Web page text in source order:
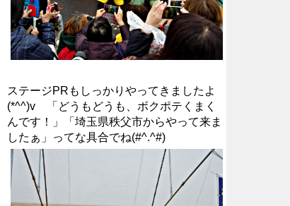
ステージPRもしっかりやってきましたよ
(*^^)v 「どうもどうも、ボクポテくまく
んです！」「埼玉県秩父市からやって来ま
したぁ」ってな具合でね(#^.^#)